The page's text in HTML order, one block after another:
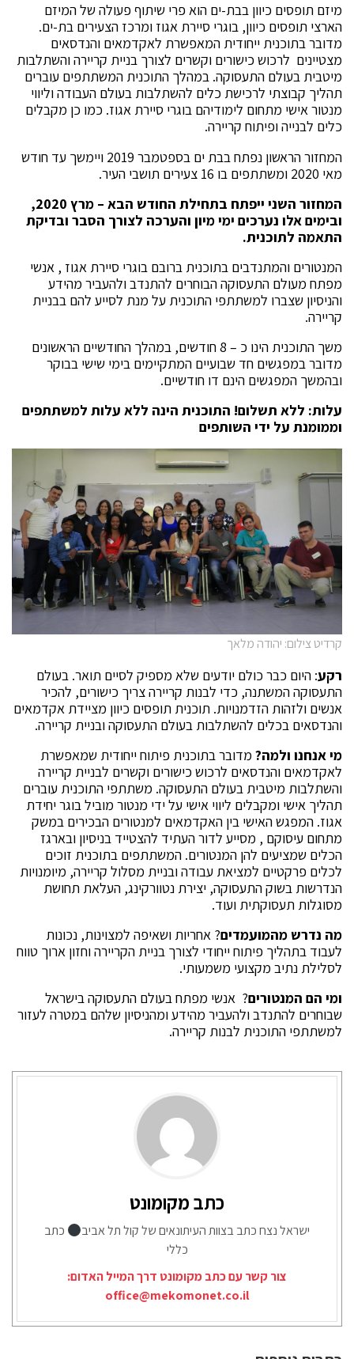
מיזם תופסים כיוון בבת-ים הוא פרי שיתוף פעולה של המיזם
הארצי תופסים כיוון, בוגרי סיירת אגוז ומרכז הצעירים בת-ים.
מדובר בתוכנית ייחודית המאפשרת לאקדמאים והנדסאים
מצטיינים לרכוש כישורים וקשרים לצורך בניית קריירה והשתלבות
מיטבית בעולם התעסוקה. במהלך התוכנית המשתתפים עוברים
תהליך קבוצתי לרכישת כלים להשתלבות בעולם העבודה וליווי
מנטור אישי מתחום לימודיהם בוגרי סיירת אגוז. כמו כן מקבלים
כלים לבנייה ופיתוח קריירה.
המחזור הראשון נפתח בבת ים בספטמבר 2019 ויימשך עד חודש
מאי 2020 ומשתתפים בו 16 צעירים תושבי העיר.
המחזור השני ייפתח בתחילת החודש הבא – מרץ 2020,
ובימים אלו נערכים ימי מיון והערכה לצורך הסבר ובדיקת
התאמה לתוכנית.
המנטורים והמתנדבים בתוכנית ברובם בוגרי סיירת אגוז , אנשי
מפתח מעולם התעסוקה הבוחרים להתנדב ולהעביר מהידע
והניסיון שצברו למשתתפי התוכנית על מנת לסייע להם בבניית
קריירה.
משך התוכנית הינו כ – 8 חודשים, במהלך החודשיים הראשונים
מדובר במפגשים חד שבועיים המתקיימים בימי שישי בבוקר
ובהמשך המפגשים הינם דו חודשיים.
עלות: ללא תשלום! התוכנית הינה ללא עלות למשתתפים
וממומנת על ידי השותפים
קרדיט צילום: יהודה מלאך
רקע: היום כבר כולם יודעים שלא מספיק לסיים תואר. בעולם
התעסוקה המשתנה, כדי לבנות קריירה צריך כישורים, להכיר
אנשים ולזהות הזדמנויות. תוכנית תופסים כיוון מציידת אקדמאים
והנדסאים בכלים להשתלבות בעולם התעסוקה ובניית קריירה.
מי אנחנו ולמה? מדובר בתוכנית פיתוח ייחודית שמאפשרת
לאקדמאים והנדסאים לרכוש כישורים וקשרים לבניית קריירה
והשתלבות מיטבית בעולם התעסוקה. משתתפי התוכנית עוברים
תהליך אישי ומקבלים ליווי אישי על ידי מנטור מוביל בוגר יחידת
אגוז. המפגש האישי בין האקדמאים למנטורים הבכירים במשק
מתחום עיסוקם , מסייע לדור העתיד להצטייד בניסיון ובארגז
הכלים שמציעים להן המנטורים. המשתתפים בתוכנית זוכים
לכלים פרקטיים למציאת עבודה ובניית מסלול קריירה, מיומנויות
הנדרשות בשוק התעסוקה, יצירת נטוורקינג, העלאת תחושת
מסוגלות תעסוקתית ועוד.
מה נדרש מהמועמדים? אחריות ושאיפה למצוינות, נכונות
לעבוד בתהליך פיתוח ייחודי לצורך בניית הקריירה וחזון ארוך טווח
לסלילת נתיב מקצועי משמעותי.
ומי הם המנטורים? אנשי מפתח בעולם התעסוקה בישראל
שבוחרים להתנדב ולהעביר מהידע ומהניסיון שלהם במטרה לעזור
למשתתפי התוכנית לבנות קריירה.
כתב מקומונט
ישראל נצח כתב בצוות העיתונאים של קול תל אביב
כתב
כללי
צור קשר עם כתב מקומונט דרך המייל האדום:
office@mekomonet.co.il